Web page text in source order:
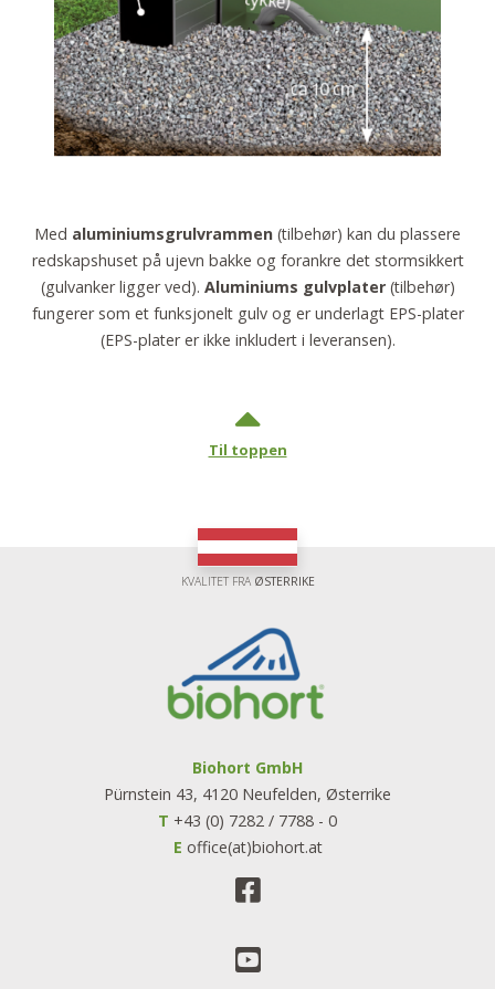
Med aluminiumsgrulvrammen (tilbehør) kan du plassere
redskapshuset på ujevn bakke og forankre det stormsikkert
(gulvanker ligger ved). Aluminiums gulvplater(tilbehør)
fungerer som et funksjonelt gulv og er underlagt EPS-plater
(EPS-plater er ikke inkludert i leveransen).
Til toppen
KVALITET FRAØSTERRIKE
Biohort GmbH
Pürnstein 43, 4120 Neufelden, Østerrike
T +43 (0) 7282 / 7788 - 0
E office(at)biohort.at